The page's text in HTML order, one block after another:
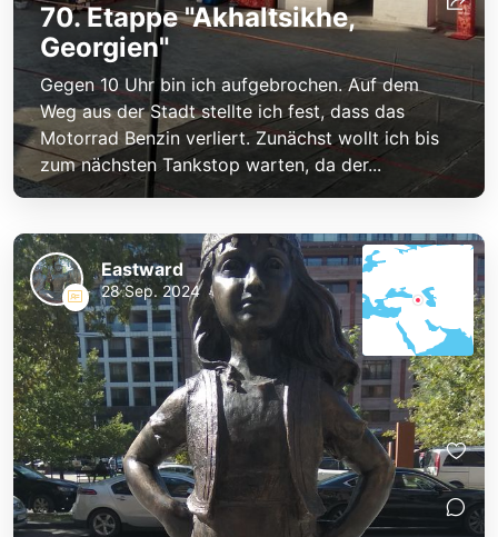
70. Etappe "Akhaltsikhe,
Georgien"
Gegen 10 Uhr bin ich aufgebrochen. Auf dem
Weg aus der Stadt stellte ich fest, dass das
Motorrad Benzin verliert. Zunächst wollt ich bis
zum nächsten Tankstop warten, da der...
Eastward
28 Sep. 2024